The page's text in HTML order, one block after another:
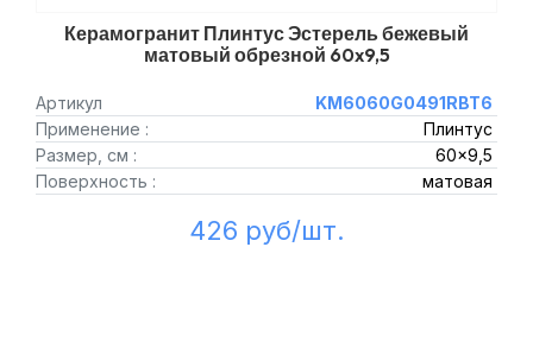
Керамогранит Плинтус Эстерель бежевый
матовый обрезной 60x9,5
Артикул
KM6060G0491RBT6
Применение :
Плинтус
Размер, см :
60x9,5
Поверхность :
матовая
426 руб/шт.